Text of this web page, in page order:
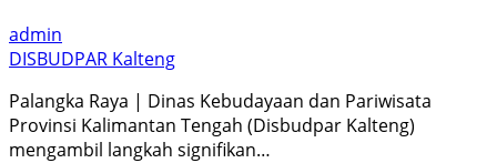
admin
DISBUDPAR Kalteng
Palangka Raya | Dinas Kebudayaan dan Pariwisata
Provinsi Kalimantan Tengah (Disbudpar Kalteng)
mengambil langkah signifikan…